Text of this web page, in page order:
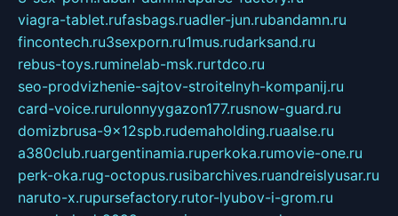
viagra-tablet.rufasbags.ruadler-jun.rubandamn.ru
fincontech.ru3sexporn.ru1mus.rudarksand.ru
rebus-toys.ruminelab-msk.rurtdco.ru
seo-prodvizhenie-sajtov-stroitelnyh-kompanij.ru
card-voice.rurulonnyygazon177.rusnow-guard.ru
domizbrusa-9x12spb.rudemaholding.ruaalse.ru
a380club.ruargentinamia.ruperkoka.rumovie-one.ru
perk-oka.rug-octopus.rusibarchives.ruandreislyusar.ru
naruto-x.rupursefactory.rutor-lyubov-i-grom.ru